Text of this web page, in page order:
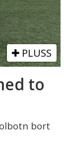
PLUSS
to
bort